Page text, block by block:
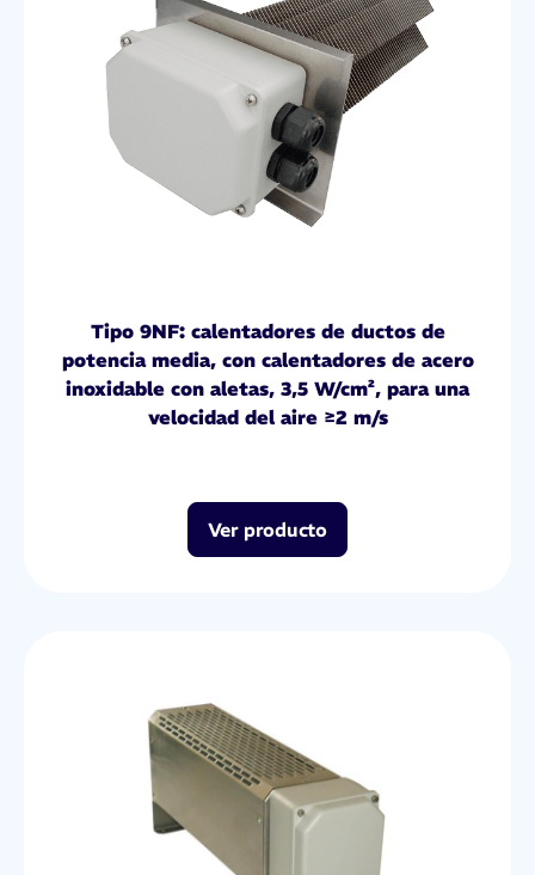
Tipo 9NF: calentadores de ductos de
potencia media, con calentadores de acero
inoxidable con aletas, 3,5 W/cm², para una
velocidad del aire ≥2 m/s
Ver producto